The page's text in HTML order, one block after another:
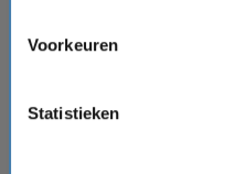
Voorkeuren
Statistieken
Vaarroute: